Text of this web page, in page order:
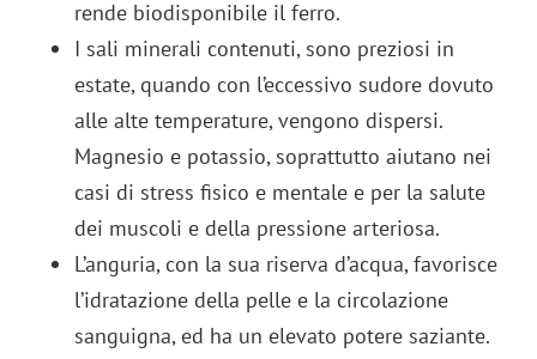
rende biodisponibile il ferro.
I sali minerali contenuti, sono preziosi in
estate, quando con l’eccessivo sudore dovuto
alle alte temperature, vengono dispersi.
Magnesio e potassio, soprattutto aiutano nei
casi di stress fisico e mentale e per la salute
dei muscoli e della pressione arteriosa.
L’anguria, con la sua riserva d’acqua, favorisce
l’idratazione della pelle e la circolazione
sanguigna, ed ha un elevato potere saziante.